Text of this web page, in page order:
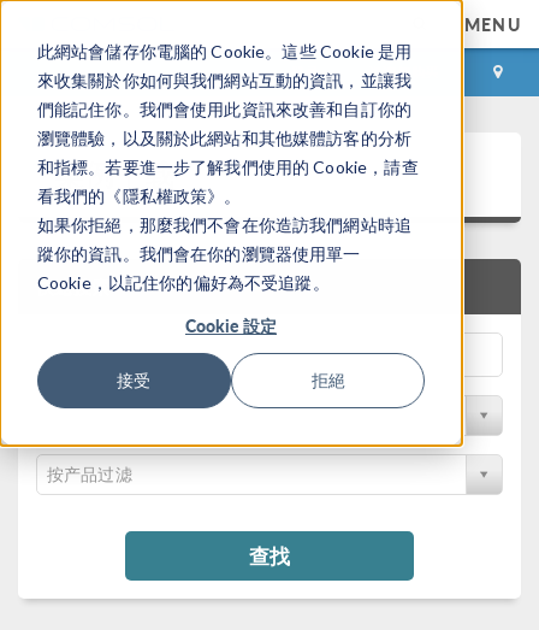
此網站會儲存你電腦的 Cookie。這些 Cookie 是用
來收集關於你如何與我們網站互動的資訊，並讓我
們能記住你。我們會使用此資訊來改善和自訂你的
瀏覽體驗，以及關於此網站和其他媒體訪客的分析
和指標。若要進一步了解我們使用的 Cookie，請查
看我們的《隱私權政策》。
如果你拒絕，那麼我們不會在你造訪我們網站時追
蹤你的資訊。我們會在你的瀏覽器使用單一
Cookie，以記住你的偏好為不受追蹤。
Cookie 設定
接受 拒絕
MENU
登录 咨询与购买
案例下载
快速搜索
按学科过滤
按产品过滤
查找